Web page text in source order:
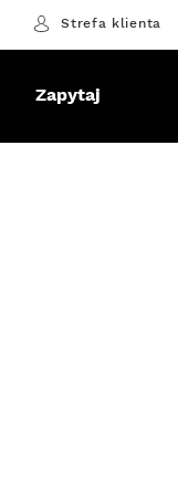
Strefa klienta
Zapytaj